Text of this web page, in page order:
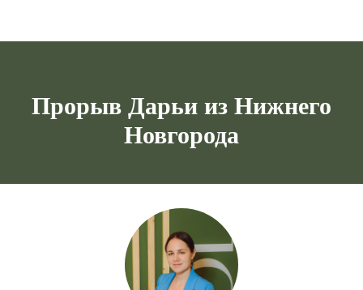
Прорыв Дарьи из Нижнего
Новгорода